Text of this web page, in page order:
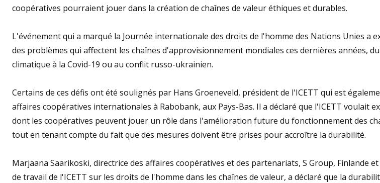
coopératives pourraient jouer dans la création de chaînes de valeur éthiques et durables.
L'événement qui a marqué la Journée internationale des droits de l'homme des Nations Unies a
des problèmes qui affectent les chaînes d'approvisionnement mondiales ces dernières années,
climatique à la Covid-19 ou au conflit russo-ukrainien.
Certains de ces défis ont été soulignés par Hans Groeneveld, président de l'ICETT qui est
affaires coopératives internationales à Rabobank, aux Pays-Bas. Il a déclaré que l'ICETT voulait
dont les coopératives peuvent jouer un rôle dans l'amélioration future du fonctionnement des
tout en tenant compte du fait que des mesures doivent être prises pour accroître la durabilité.
Marjaana Saarikoski, directrice des affaires coopératives et des partenariats, S Group, Finlande
de travail de l'ICETT sur les droits de l'homme dans les chaînes de valeur, a déclaré que la